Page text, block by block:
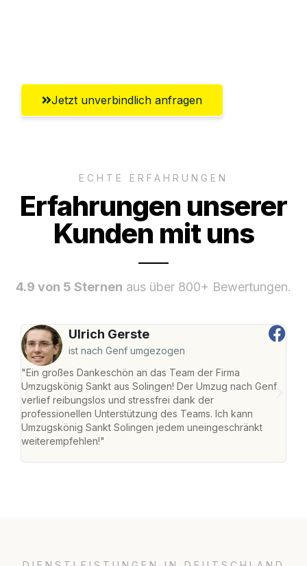
Jetzt unverbindlich anfragen
ECHTE ERFAHRUNGEN
Erfahrungen unserer
Kunden mit uns
4.9 von 5 Sternen aus über 800+ Bewertungen.
Ulrich Gerste
ist nach Genf umgezogen
"Ein großes Dankeschön an das Team der Firma
Umzugskönig Sankt aus Solingen! Der Umzug nach Genf
verlief reibungslos und stressfrei dank der
professionellen Unterstützung des Teams. Ich kann
Umzugskönig Sankt Solingen jedem uneingeschränkt
weiterempfehlen!"